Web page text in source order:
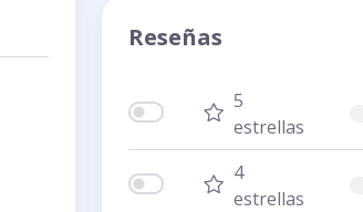
Reseñas
5
estrellas
4
estrellas